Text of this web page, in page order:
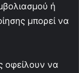
ή
μπορεί να
οφείλουν να